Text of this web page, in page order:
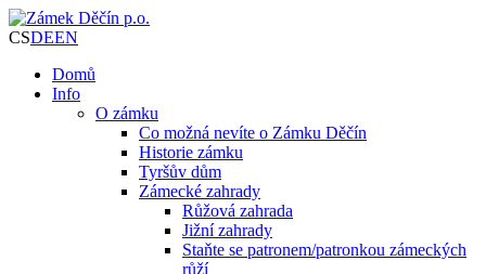
CSDEEN
Domů
Info
O zámku
Co možná nevíte o Zámku Děčín
Historie zámku
Tyršův dům
Zámecké zahrady
Růžová zahrada
Jižní zahrady
Staňte se patronem/patronkou zámeckých
růží